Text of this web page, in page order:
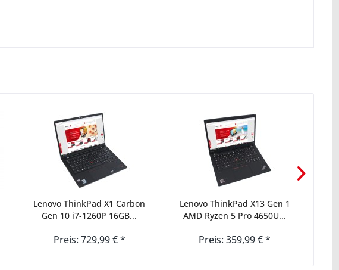
Lenovo ThinkPad X1 Carbon
Gen 10 i7-1260P 16GB...
Preis: 729,99 € *
Lenovo ThinkPad X13 Gen 1
AMD Ryzen 5 Pro 4650U...
Preis: 359,99 € *